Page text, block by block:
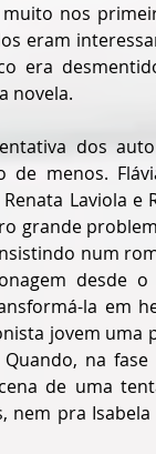
nos
eram
era
novela.
dos
menos.
Laviola
grande
num
desde
la em
jovem uma
na
de uma
nem pra